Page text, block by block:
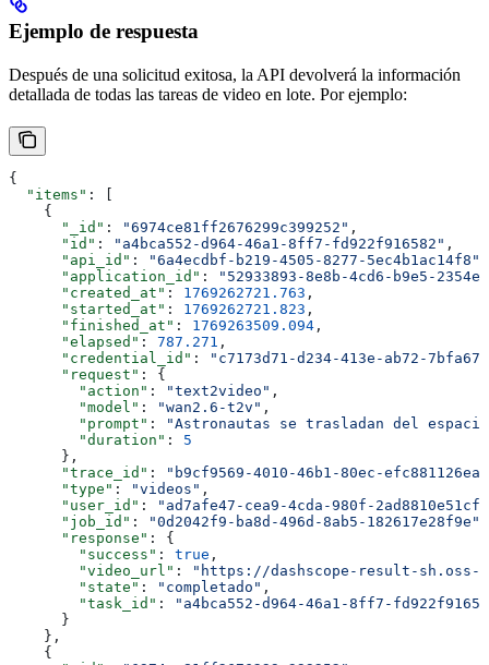
Ejemplo de respuesta
Después de una solicitud exitosa, la API devolverá la información
detallada de todas las tareas de video en lote. Por ejemplo:
{
  "items"
: [
    {
      "_id"
: "6974ce81ff2676299c399252" ,
      "id"
: "a4bca552-d964-46a1-8ff7-fd922f916582" ,
      "api_id"
: "6a4ecdbf-b219-4505-8277-5ec4b1ac14f8"
      "application_id"
:
"52933893-8e8b-4cd6-b9e5-
      "created_at"
: 1769262721.763 ,
      "started_at"
: 1769262721.823 ,
      "finished_at"
: 1769263509.094 ,
      "elapsed"
: 787.271 ,
      "credential_id"
:
"c7173d71-d234-413e-ab72-
      "request"
: {
        "action"
: "text2video" ,
        "model"
: "wan2.6-t2v" ,
        "prompt"
:
"Astronautas se trasladan del
        "duration"
: 5
      },
      "trace_id"
:
"b9cf9569-4010-46b1-80ec-
      "type"
: "videos" ,
      "user_id"
:
"ad7afe47-cea9-4cda-980f-2ad8810e51cf"
      "job_id"
: "0d2042f9-ba8d-496d-8ab5-182617e28f9e"
      "response"
: {
        "success"
: true ,
        "video_url"
:
"https://dashscope-result-sh.oss-
        "state"
: "completado" ,
        "task_id"
:
"a4bca552-d964-46a1-8ff7-
      }
    },
    {